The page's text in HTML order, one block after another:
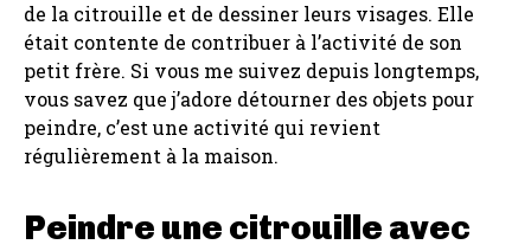
de la citrouille et de dessiner leurs visages. Elle
était contente de contribuer à l’activité de son
petit frère. Si vous me suivez depuis longtemps,
vous savez que j’adore détourner des objets pour
peindre, c’est une activité qui revient
régulièrement à la maison.
Peindre une citrouille avec